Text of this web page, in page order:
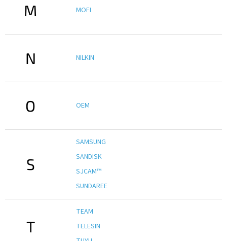
M MOFI
N NILKIN
O OEM
S
SAMSUNG
SANDISK
SJCAM™
SUNDAREE
T
TEAM
TELESIN